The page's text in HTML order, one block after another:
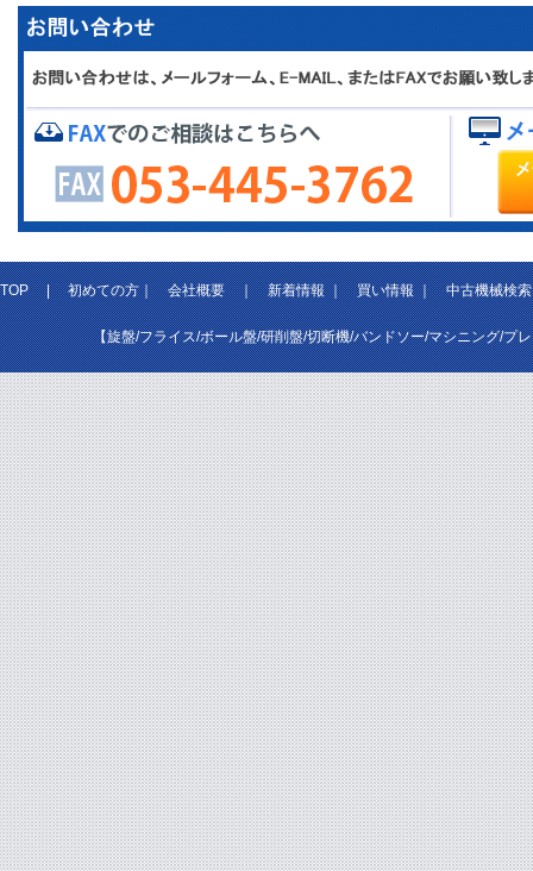
TOP|初めての方｜会社概要｜新着情報｜買い情報｜中古機械検索
【旋盤/フライス/ボール盤/研削盤/切断機/バンドソー/マシニング/プ